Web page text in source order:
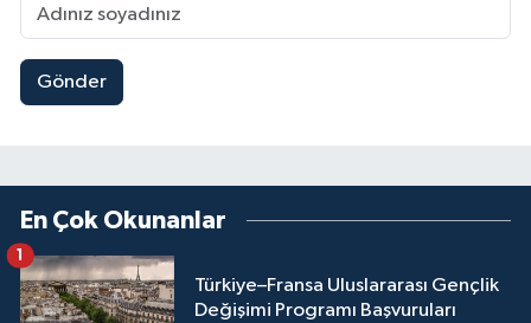
Gönder
En Çok Okunanlar
Türkiye–Fransa Uluslararası Gençlik
Değişimi Programı Başvuruları
1